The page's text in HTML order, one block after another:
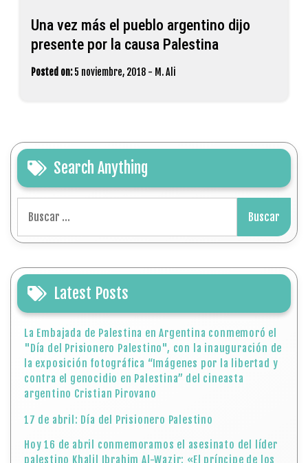
Una vez más el pueblo argentino dijo
presente por la causa Palestina
Posted on: 5 noviembre, 2018 - M. Ali
Search Anything
Latest Posts
La Embajada de Palestina en Argentina conmemoró el
"Día del Prisionero Palestino", con la inauguración de
la exposición fotográfica “Imágenes por la libertad y
contra el genocidio en Palestina” del cineasta
argentino Cristian Pirovano
17 de abril: Día del Prisionero Palestino
Hoy 16 de abril conmemoramos el asesinato del líder
palestino Khalil Ibrahim Al-Wazir: «El príncipe de los